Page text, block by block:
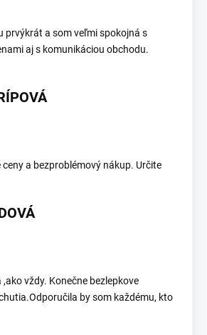
prvýkrát a som veľmi spokojná s
aj s komunikáciou obchodu.
ceny a bezproblémový nákup. Určite
vždy. Konečne bezlepkove
by som každému, kto